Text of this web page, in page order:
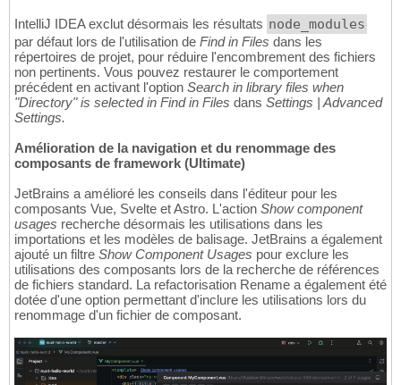
IntelliJ IDEA exclut désormais les résultats node_modules
par défaut lors de l'utilisation de Find in Files dans les
répertoires de projet, pour réduire l'encombrement des fichiers
non pertinents. Vous pouvez restaurer le comportement
précédent en activant l'option Search in library files when
"Directory" is selected in Find in Files dans Settings | Advanced
Settings.
Amélioration de la navigation et du renommage des
composants de framework (Ultimate)
JetBrains a amélioré les conseils dans l'éditeur pour les
composants Vue, Svelte et Astro. L'action Show component
usages recherche désormais les utilisations dans les
importations et les modèles de balisage. JetBrains a également
ajouté un filtre Show Component Usages pour exclure les
utilisations des composants lors de la recherche de références
de fichiers standard. La refactorisation Rename a également été
dotée d'une option permettant d'inclure les utilisations lors du
renommage d'un fichier de composant.